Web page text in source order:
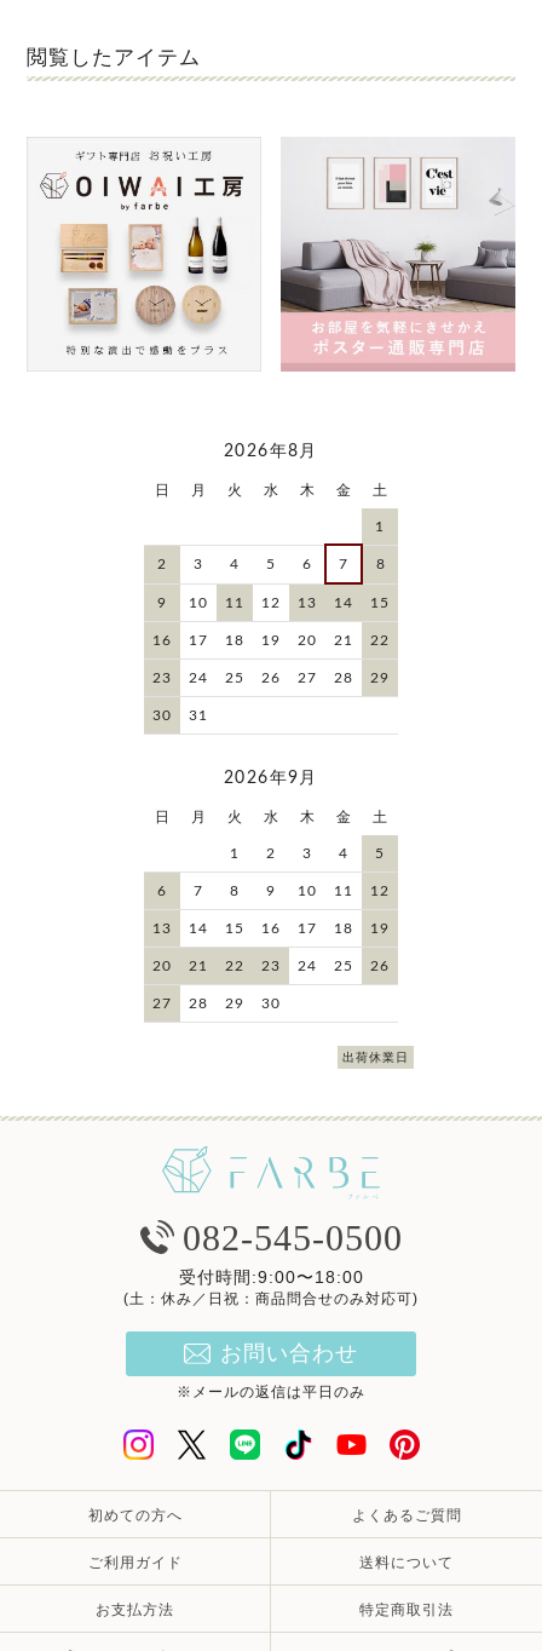
閲覧したアイテム
2026年8月
日 月 火 水 木 金 土
1
2 3 4 5 6 7 8
9 10 11 12 13 14 15
16 17 18 19 20 21 22
23 24 25 26 27 28 29
30 31
2026年9月
日 月 火 水 木 金 土
1 2 3 4 5
6 7 8 9 10 11 12
13 14 15 16 17 18 19
20 21 22 23 24 25 26
27 28 29 30
出荷休業日
082-545-0500
受付時間:9:00〜18:00
(土：休み／日祝：商品問合せのみ対応可)
お問い合わせ
※メールの返信は平日のみ
初めての方へ よくあるご質問
ご利用ガイド 送料について
お支払方法 特定商取引法